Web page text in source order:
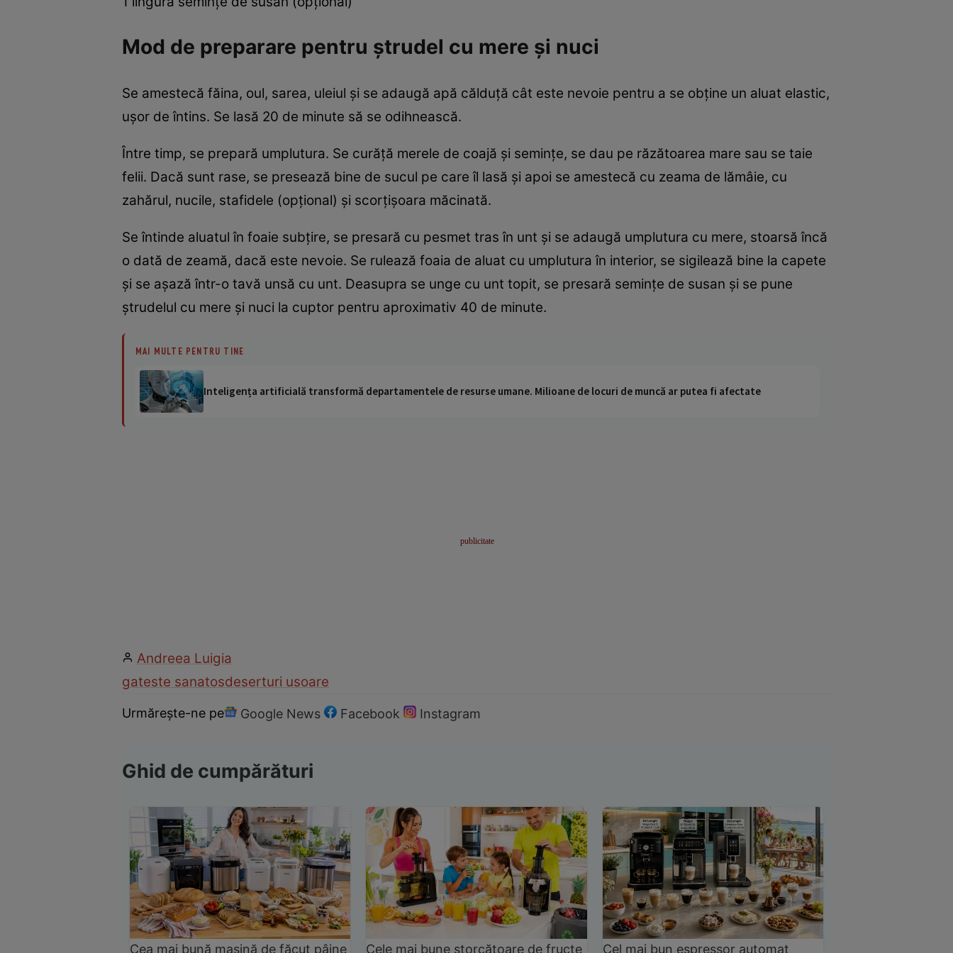
Mod de preparare pentru ştrudel cu mere şi nuci
Se amestecă făina, oul, sarea, uleiul şi se adaugă apă călduţă cât este nevoie pentru a se obţine un aluat elastic,
uşor de întins. Se lasă 20 de minute să se odihnească.
Între timp, se prepară umplutura. Se curăţă merele de coajă şi seminţe, se dau pe răzătoarea mare sau se taie
felii. Dacă sunt rase, se presează bine de sucul pe care îl lasă şi apoi se amestecă cu zeama de lămâie, cu
zahărul, nucile, stafidele (opţional) şi scorţişoara măcinată.
Se întinde aluatul în foaie subţire, se presară cu pesmet tras în unt şi se adaugă umplutura cu mere, stoarsă încă
o dată de zeamă, dacă este nevoie. Se rulează foaia de aluat cu umplutura în interior, se sigilează bine la capete
şi se aşază într-o tavă unsă cu unt. Deasupra se unge cu unt topit, se presară seminţe de susan şi se pune
ştrudelul cu mere şi nuci la cuptor pentru aproximativ 40 de minute.
MAI MULTE PENTRU TINE
Inteligența artificială transformă departamentele de resurse umane. Milioane de locuri de muncă ar putea fi afectate
Andreea Luigia
gateste sanatosdeserturi usoare
Urmărește-ne pe Google News Facebook Instagram
Ghid de cumpărături
Cea mai bună mașină de făcut pâine Cele mai bune storcătoare de fructe Cel mai bun espressor automat